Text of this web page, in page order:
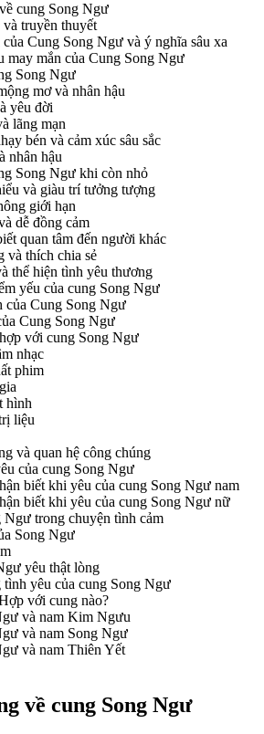
cung Song Ngư
truyền thuyết
Cung Song Ngư và ý nghĩa sâu xa
may mắn của Cung Song Ngư
Song Ngư
mơ và nhân hậu
yêu đời
lãng mạn
bén và cảm xúc sâu sắc
nhân hậu
Song Ngư khi còn nhỏ
và giàu trí tưởng tượng
giới hạn
dễ đồng cảm
quan tâm đến người khác
và thích chia sẻ
thể hiện tình yêu thương
yếu của cung Song Ngư
của Cung Song Ngư
Cung Song Ngư
với cung Song Ngư
nhạc
phim
hình
liệu
và quan hệ công chúng
của cung Song Ngư
biết khi yêu của cung Song Ngư nam
biết khi yêu của cung Song Ngư nữ
Ngư trong chuyện tình cảm
Song Ngư
yêu thật lòng
yêu của cung Song Ngư
với cung nào?
và nam Kim Ngưu
và nam Song Ngư
và nam Thiên Yết
về cung Song Ngư